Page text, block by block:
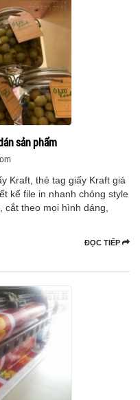
sản phẩm
Kraft, thẻ tag giấy Kraft giá
kế file in nhanh chóng style
theo mọi hình dáng,
ĐỌC TIẾP